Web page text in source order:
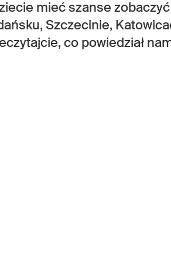
mieć szanse
Szczecinie,
co powiedział